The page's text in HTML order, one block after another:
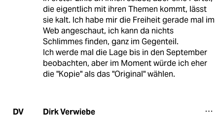
die eigentlich mit ihren Themen kommt, lässt
sie kalt. Ich habe mir die Freiheit gerade mal im
Web angeschaut, ich kann da nichts
Schlimmes finden, ganz im Gegenteil.
Ich werde mal die Lage bis in den September
beobachten, aber im Moment würde ich eher
die "Kopie" als das "Original" wählen.
DV Dirk Verwiebe